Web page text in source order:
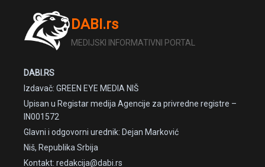
DABI.rs
MEDIJSKI INFORMATIVNI PORTAL
DABI.RS
Izdavač: GREEN EYE MEDIA NIŠ
Upisan u Registar medija Agencije za privredne registre –
IN001572
Glavni i odgovorni urednik: Dejan Marković
Niš, Republika Srbija
Kontakt: redakcija@dabi.rs